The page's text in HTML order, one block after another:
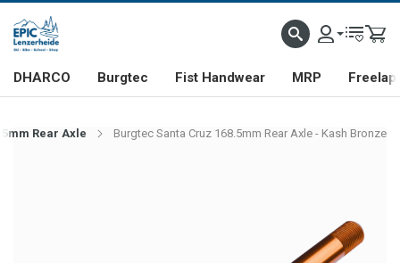
DHARCO Burgtec Fist Handwear MRP Freelap
Rear Axle Burgtec Santa Cruz 168.5mm Rear Axle - Kash Bronze